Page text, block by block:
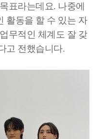
표라는데요. 나중에
활동을 할 수 있는 자
무적인 체계도 잘 갖
고 전했습니다.